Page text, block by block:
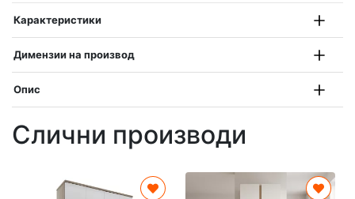
Карактеристики
Димензии на производ
Опис
Слични производи